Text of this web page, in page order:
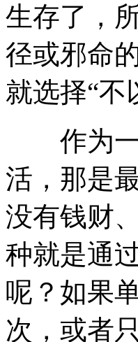
生存了，
径或邪命
就选择“不
作为一
活，那是
没有钱财
种就是通
呢？如果
次，或者